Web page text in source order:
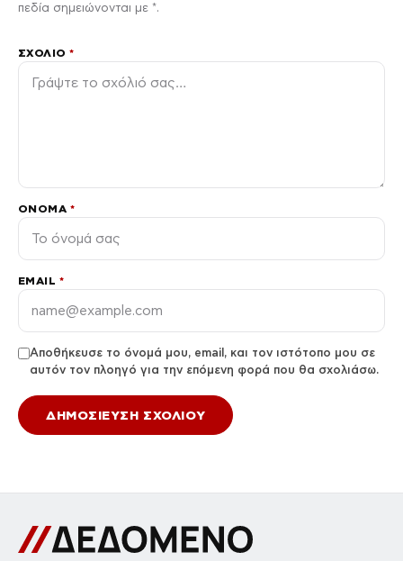
πεδία σημειώνονται με *.
ΣΧΌΛΙΟ*
ΌΝΟΜΑ *
EMAIL *
Αποθήκευσε το όνομά μου, email, και τον ιστότοπο μου σε
αυτόν τον πλοηγό για την επόμενη φορά που θα σχολιάσω.